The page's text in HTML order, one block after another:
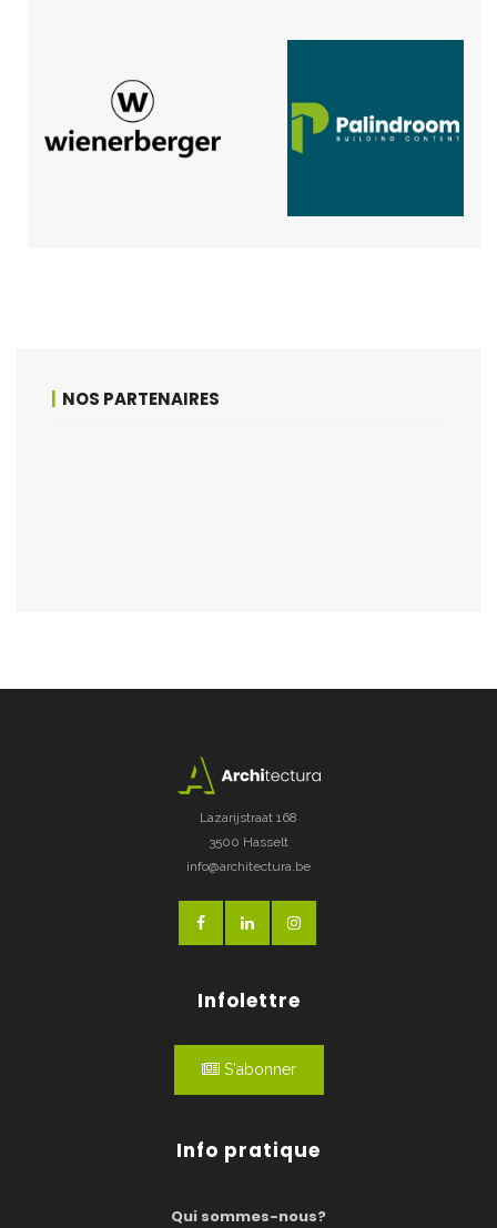
NOS PARTENAIRES
Lazarijstraat 168
3500 Hasselt
info@architectura.be
Infolettre
S'abonner
Info pratique
Qui sommes-nous?